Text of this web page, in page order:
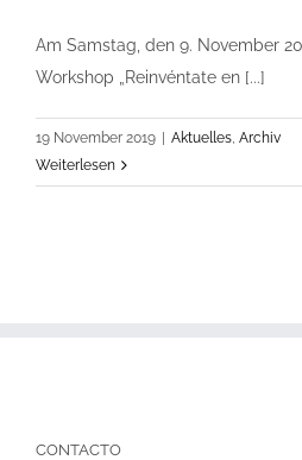
Am Samstag, den 9. November
Workshop „Reinvéntate en [...]
19 November 2019 Aktuelles, Archiv
Weiterlesen
CONTACTO